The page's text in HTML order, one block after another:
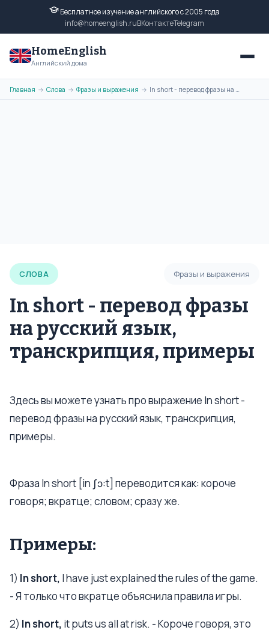
Бесплатное изучение английского с 2005 года
info@homeenglish.ruВКонтактеTelegram
HomeEnglish
Английский дома
Главная → Слова → Фразы и выражения → In short - перевод фразы на русский язык, транскрипция, примеры
СЛОВА Фразы и выражения
In short - перевод фразы
на русский язык,
транскрипция, примеры
Здесь вы можете узнать про выражение In short -
перевод фразы на русский язык, транскрипция,
примеры.
Фраза In short [in ʃɔ:t] переводится как: короче
говоря; вкратце; словом; сразу же.
Примеры:
1) In short, I have just explained the rules of the game.
- Я только что вкратце объяснила правила игры.
2) In short, it puts us all at risk. - Короче говоря, это